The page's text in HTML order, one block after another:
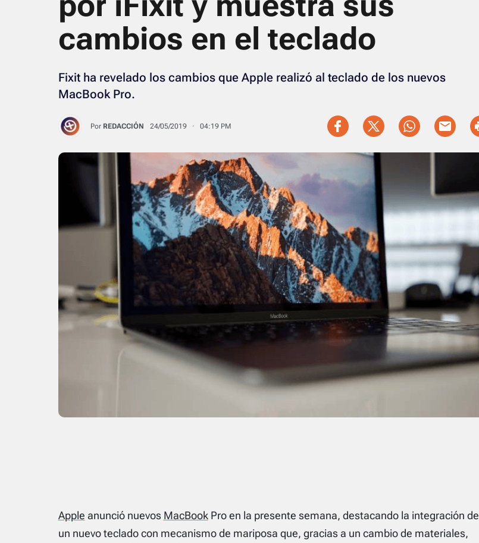
cambios en el teclado
Fixit ha revelado los cambios que Apple realizó al teclado de los nuevos
MacBook Pro.
Por REDACCIÓN 24/05/2019 · 04:19 PM
Apple anunció nuevos MacBookPro en la presente semana, destacando la integración de
un nuevo teclado con mecanismo de mariposa que, gracias a un cambio de materiales,